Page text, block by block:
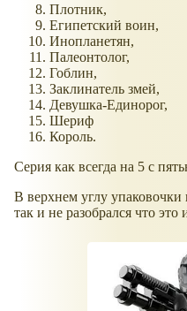
Плотник,
Египетский воин,
Инопланетян,
Палеонтолог,
Гоблин,
Заклинатель змей,
Девушка-Единорог,
Шериф
Король.
Серия как всегда на 5 с
В верхнем углу упаковочки
так и не разобрался что это